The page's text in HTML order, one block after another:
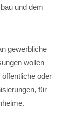
und dem
gewerbliche
wollen –
oder
für